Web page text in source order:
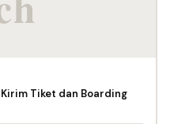
Tiket dan Boarding